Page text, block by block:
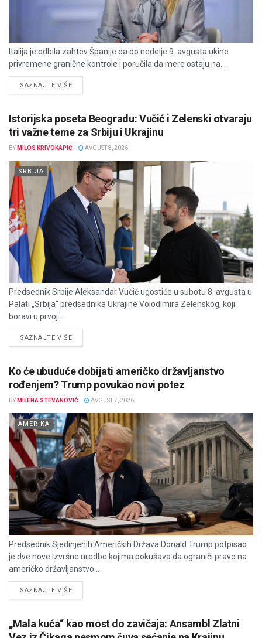
Italija je odbila zahtev Španije da do nedelje 9. avgusta ukine
privremene granične kontrole i poručila da mere ostaju na...
SAZNAJTE VIŠEDETAILS
Istorijska poseta Beogradu: Vučić i Zelenski otvaraju
tri važne teme za Srbiju i Ukrajinu
BY MILOS KRIVOKAPIĆ AVGUST 8, 2026
SRBIJA
Predsednik Srbije Aleksandar Vučić ugostiće u subotu 8. avgusta u
Palati „Srbija“ predsednika Ukrajine Volodimira Zelenskog, koji
boravi u prvoj...
SAZNAJTE VIŠEDETAILS
Ko će ubuduće dobijati američko državljanstvo
rođenjem? Trump povukao novi potez
BY MILENA STEVANOVIĆ AVGUST 7, 2026
AMERIKA
Predsednik Sjedinjenih Američkih Država Donald Trump potpisao
je dve nove izvršne uredbe kojima pokušava da ograniči pravo na
američko državljanstvo...
SAZNAJTE VIŠEDETAILS
„Mala kuća“ kao most do zavičaja: Ansambl Zlatni